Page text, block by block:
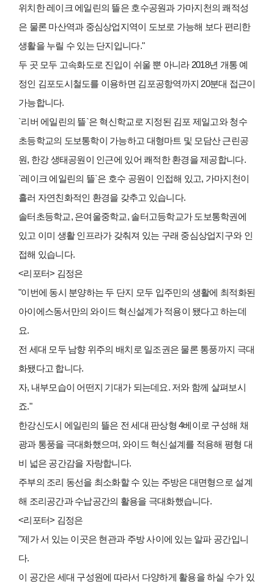
위치한 레이크 에일린의 뜰은 호수공원과 가마지천의 쾌적성
은 물론 마산역과 중심상업지역이 도보로 가능해 보다 편리한
생활을 누릴 수 있는 단지입니다."
두 곳 모두 고속화도로 진입이 쉬울 뿐 아니라 2018년 개통 예
정인 김포도시철도를 이용하면 김포공항역까지 20분대 접근이
가능합니다.
`리버 에일린의 뜰`은 혁신학교로 지정된 김포 제일고와 청수
초등학교의 도보통학이 가능하고 대형마트 및 모담산 근린공
원, 한강 생태공원이 인근에 있어 쾌적한 환경을 제공합니다.
`레이크 에일린의 뜰`은 호수 공원이 인접해 있고, 가마지천이
흘러 자연친화적인 환경을 갖추고 있습니다.
솔터초등학교, 은여울중학교, 솔터고등학교가 도보통학권에
있고 이미 생활 인프라가 갖춰져 있는 구래 중심상업지구와 인
접해 있습니다.
<리포터> 김정은
"이번에 동시 분양하는 두 단지 모두 입주민의 생활에 최적화된
아이에스동서만의 와이드 혁신설계가 적용이 됐다고 하는데
요.
전 세대 모두 남향 위주의 배치로 일조권은 물론 통풍까지 극대
화됐다고 합니다.
자, 내부모습이 어떤지 기대가 되는데요. 저와 함께 살펴보시
죠."
한강신도시 에일린의 뜰은 전 세대 판상형 4베이로 구성해 채
광과 통풍을 극대화했으며, 와이드 혁신설계를 적용해 평형 대
비 넓은 공간감을 자랑합니다.
주부의 조리 동선을 최소화할 수 있는 주방은 대면형으로 설계
해 조리공간과 수납공간의 활용을 극대화했습니다.
<리포터> 김정은
"제가 서 있는 이곳은 현관과 주방 사이에 있는 알파 공간입니
다.
이 공간은 세대 구성원에 따라서 다양하게 활용을 하실 수가 있